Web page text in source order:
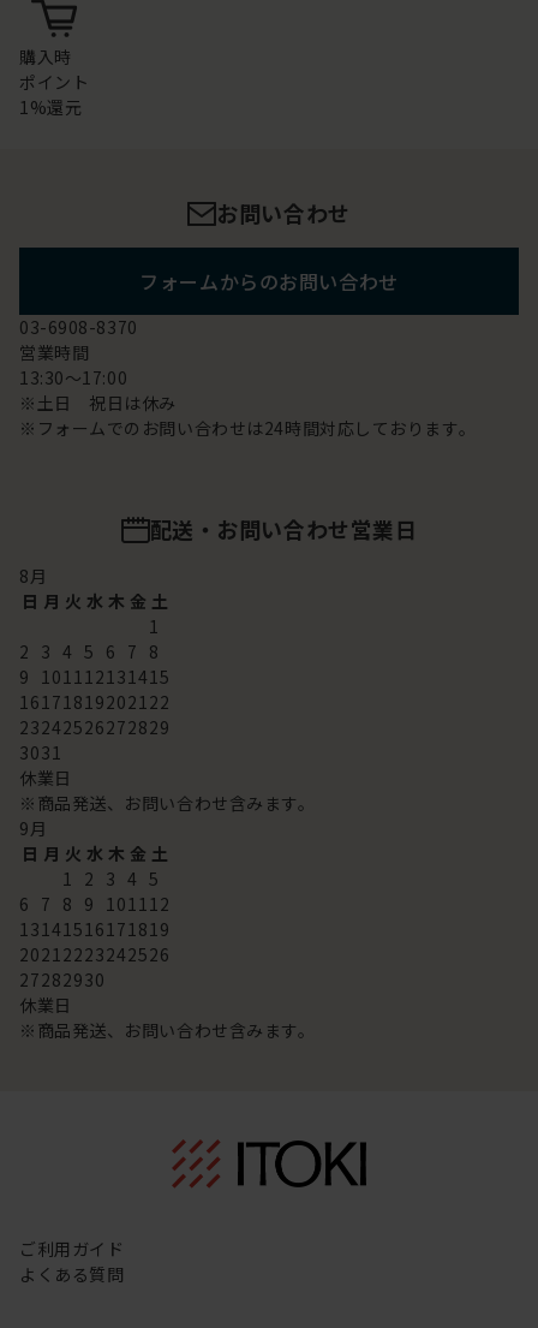
購入時
ポイント
1%還元
お問い合わせ
フォームからのお問い合わせ
03-6908-8370
営業時間
13:30～17:00
※土日 祝日は休み
※フォームでのお問い合わせは24時間対応しております。
配送・お問い合わせ営業日
8月
日 月 火 水 木 金 土
1
2 3 4 5 6 7 8
9 101112131415
16171819202122
23242526272829
3031
休業日
※商品発送、お問い合わせ含みます。
9月
日 月 火 水 木 金 土
1 2 3 4 5
6 7 8 9 101112
13141516171819
20212223242526
27282930
休業日
※商品発送、お問い合わせ含みます。
ご利用ガイド
よくある質問